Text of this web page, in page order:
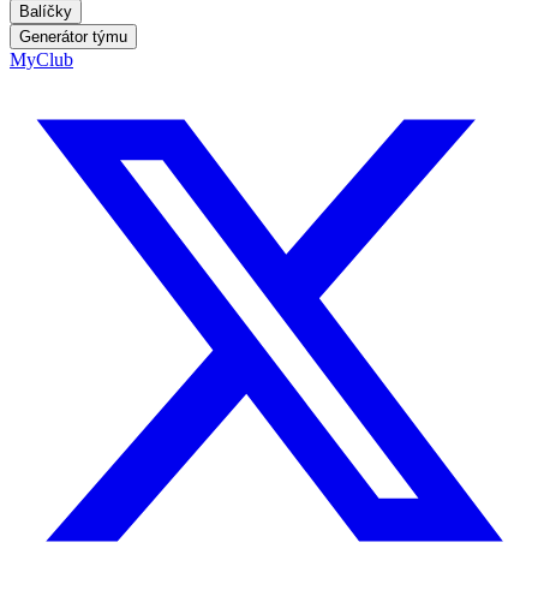
Balíčky
Generátor týmu
MyClub